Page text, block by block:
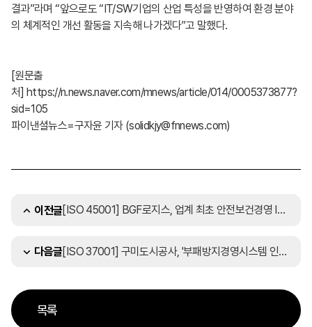
결과”라며 “앞으로도 “IT/SW기업의 산업 특성을 반영하여 환경 분야
의 체계적인 개선 활동을 지속해 나가겠다”고 말했다.
[원문출
처]https://n.news.naver.com/mnews/article/014/0005373877?
sid=105
파이낸셜뉴스=구자윤 기자 (solidkjy@fnnews.com)
이전글 [ISO 45001] BGF로지스, 업계 최초 안전보건경영 ISO 45001 인증 획득
다음글 [ISO 37001] 구미도시공사, '부패방지경영시스템 인증' 갱신심사 통과
목록